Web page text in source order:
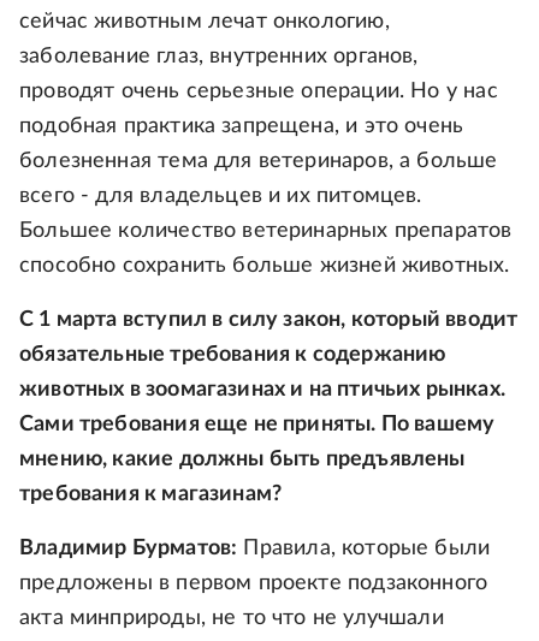
сейчас животным лечат онкологию,
заболевание глаз, внутренних органов,
проводят очень серьезные операции. Но у нас
подобная практика запрещена, и это очень
болезненная тема для ветеринаров, а больше
всего - для владельцев и их питомцев.
Большее количество ветеринарных препаратов
способно сохранить больше жизней животных.
С 1 марта вступил в силу закон, который вводит
обязательные требования к содержанию
животных в зоомагазинах и на птичьих рынках.
Сами требования еще не приняты. По вашему
мнению, какие должны быть предъявлены
требования к магазинам?
Владимир Бурматов: Правила, которые были
предложены в первом проекте подзаконного
акта минприроды, не то что не улучшали